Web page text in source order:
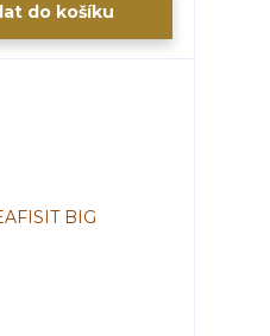
do košíku